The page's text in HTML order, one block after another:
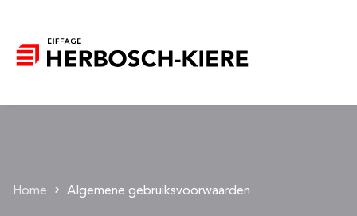
Home Algemene gebruiksvoorwaarden